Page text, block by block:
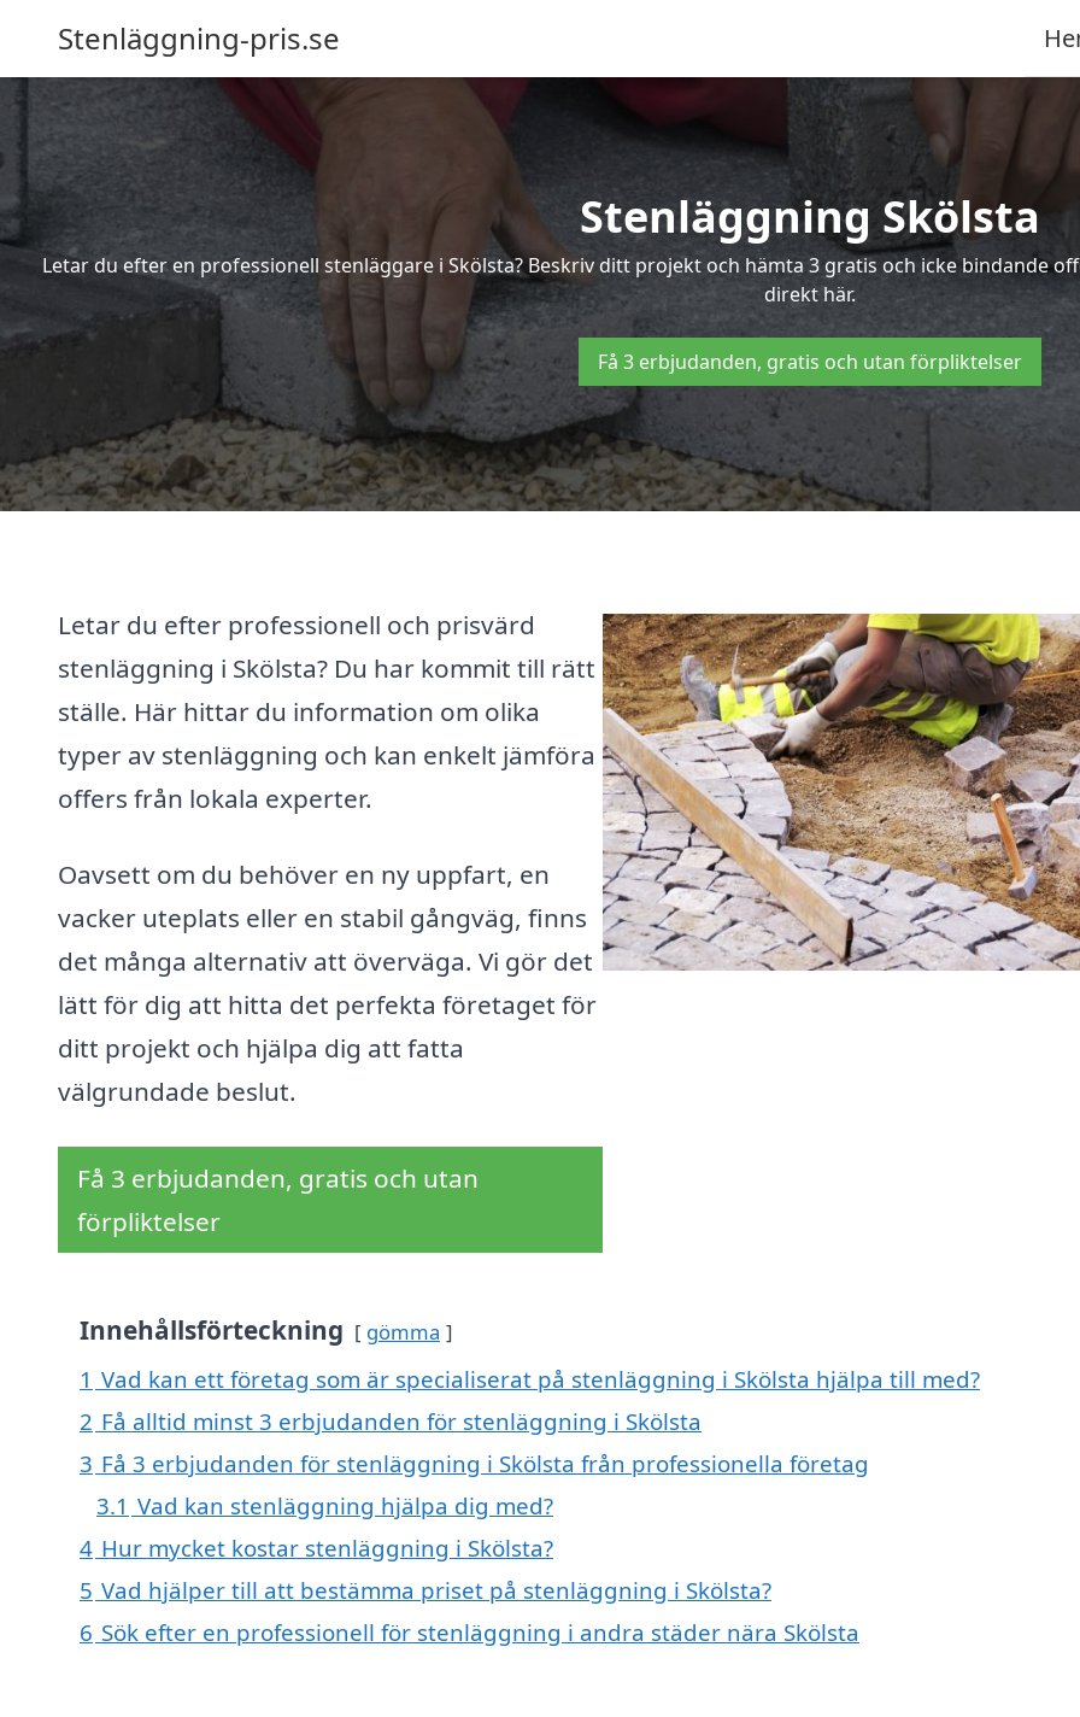
Stenläggning-pris.se
Stenläggning Skölsta
Letar du efter en professionell stenläggare i Skölsta? Beskriv ditt projekt och hämta 3 gratis och icke bindande
direkt här.
Få 3 erbjudanden, gratis och utan förpliktelser
Letar du efter professionell och prisvärd
stenläggning i Skölsta? Du har kommit till rätt
ställe. Här hittar du information om olika
typer av stenläggning och kan enkelt jämföra
offers från lokala experter.
Oavsett om du behöver en ny uppfart, en
vacker uteplats eller en stabil gångväg, finns
det många alternativ att överväga. Vi gör det
lätt för dig att hitta det perfekta företaget för
ditt projekt och hjälpa dig att fatta
välgrundade beslut.
Få 3 erbjudanden, gratis och utan
förpliktelser
Innehållsförteckning gömma
1 Vad kan ett företag som är specialiserat på stenläggning i Skölsta hjälpa till med?
2 Få alltid minst 3 erbjudanden för stenläggning i Skölsta
3 Få 3 erbjudanden för stenläggning i Skölsta från professionella företag
3.1 Vad kan stenläggning hjälpa dig med?
4 Hur mycket kostar stenläggning i Skölsta?
5 Vad hjälper till att bestämma priset på stenläggning i Skölsta?
6 Sök efter en professionell för stenläggning i andra städer nära Skölsta